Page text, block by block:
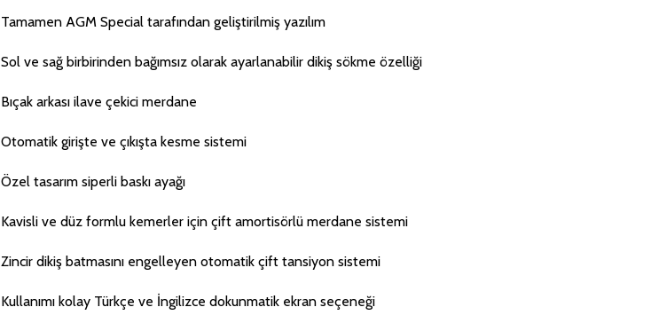
Tamamen AGM Special tarafından geliştirilmiş yazılım
Sol ve sağ birbirinden bağımsız olarak ayarlanabilir dikiş sökme özelliği
Bıçak arkası ilave çekici merdane
Otomatik girişte ve çıkışta kesme sistemi
Özel tasarım siperli baskı ayağı
Kavisli ve düz formlu kemerler için çift amortisörlü merdane sistemi
Zincir dikiş batmasını engelleyen otomatik çift tansiyon sistemi
Kullanımı kolay Türkçe ve İngilizce dokunmatik ekran seçeneği